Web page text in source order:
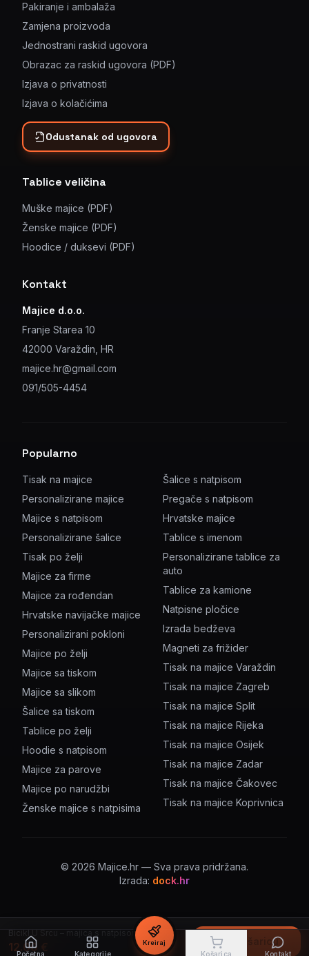
Bicikl U Srcu – majica s natpisom
12.00 U košaricu
Pakiranje i ambalaža
Zamjena proizvoda
Jednostrani raskid ugovora
Obrazac za raskid ugovora (PDF)
Izjava o privatnosti
Izjava o kolačićima
Odustanak od ugovora
Tablice veličina
Muške majice (PDF)
Ženske majice (PDF)
Hoodice / duksevi (PDF)
Kontakt
Majice d.o.o.
Franje Starea 10
42000 Varaždin, HR
majice.hr@gmail.com
091/505-4454
Popularno
Tisak na majice
Personalizirane majice
Majice s natpisom
Personalizirane šalice
Tisak po želji
Majice za firme
Majice za rođendan
Hrvatske navijačke majice
Personalizirani pokloni
Majice po želji
Majice sa tiskom
Majice sa slikom
Šalice sa tiskom
Tablice po želji
Hoodie s natpisom
Majice za parove
Majice po narudžbi
Ženske majice s natpisima
Šalice s natpisom
Pregače s natpisom
Hrvatske majice
Tablice s imenom
Personalizirane tablice za
auto
Tablice za kamione
Natpisne pločice
Izrada bedževa
Magneti za frižider
Tisak na majice Varaždin
Tisak na majice Zagreb
Tisak na majice Split
Tisak na majice Rijeka
Tisak na majice Osijek
Tisak na majice Zadar
Tisak na majice Čakovec
Tisak na majice Koprivnica
© 2026 Majice.hr — Sva prava pridržana.
Izrada: dock.hr
Početna Kategorije
Kreiraj
Košarica Kontakt